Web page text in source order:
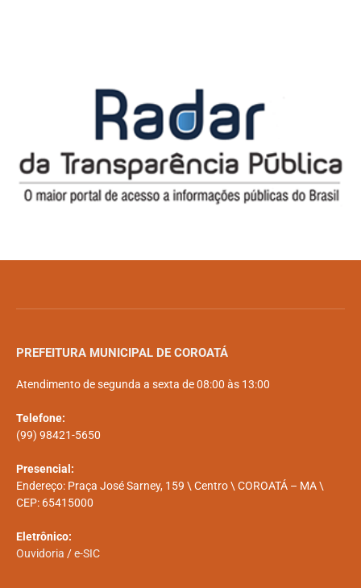
PREFEITURA MUNICIPAL DE COROATÁ
Atendimento de segunda a sexta de 08:00 às 13:00
Telefone:
(99) 98421-5650
Presencial:
Endereço: Praça José Sarney, 159 \ Centro \ COROATÁ – MA \
CEP: 65415000
Eletrônico:
Ouvidoria /e-SIC